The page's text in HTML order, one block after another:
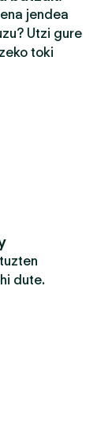
jendea
Utzi gure
toki
dute.